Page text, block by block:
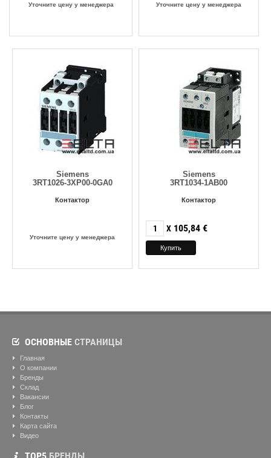
Уточните цену у менеджера Уточните цену у менеджера
Siemens
3RT1026-3XP00-0GA0
Контактор
Уточните цену у менеджера
Siemens
3RT1034-1AB00
Контактор
X 105,84 €
ОСНОВНЫЕ СТРАНИЦЫ
Главная
О компании
Бренды
Склад
Вакансии
Блог
Контакты
Карта сайта
Видео
ТОР5 БРЕНДЫ